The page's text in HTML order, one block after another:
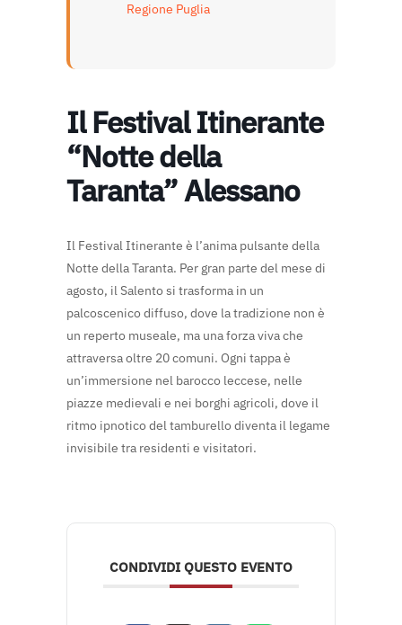
Regione Puglia
Il Festival Itinerante
“Notte della
Taranta” Alessano
Il Festival Itinerante è l’anima pulsante della
Notte della Taranta. Per gran parte del mese di
agosto, il Salento si trasforma in un
palcoscenico diffuso, dove la tradizione non è
un reperto museale, ma una forza viva che
attraversa oltre 20 comuni. Ogni tappa è
un’immersione nel barocco leccese, nelle
piazze medievali e nei borghi agricoli, dove il
ritmo ipnotico del tamburello diventa il legame
invisibile tra residenti e visitatori.
CONDIVIDI QUESTO EVENTO